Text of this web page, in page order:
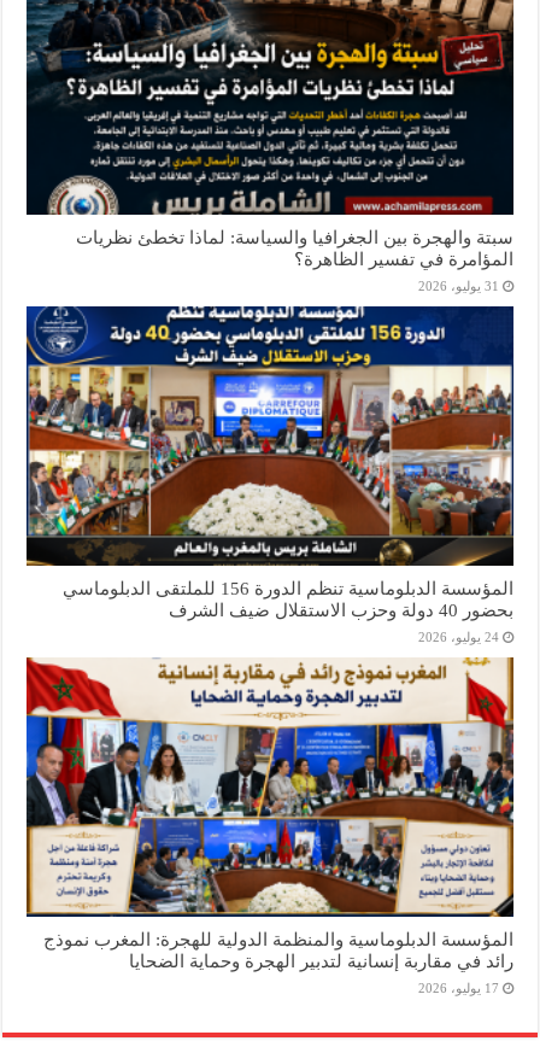
سبتة والهجرة بين الجغرافيا والسياسة: لماذا تخطئ نظريات
المؤامرة في تفسير الظاهرة؟
31 يوليو، 2026
المؤسسة الدبلوماسية تنظم الدورة 156 للملتقى الدبلوماسي
بحضور 40 دولة وحزب الاستقلال ضيف الشرف
24 يوليو، 2026
المؤسسة الدبلوماسية والمنظمة الدولية للهجرة: المغرب نموذج
رائد في مقاربة إنسانية لتدبير الهجرة وحماية الضحايا
17 يوليو، 2026